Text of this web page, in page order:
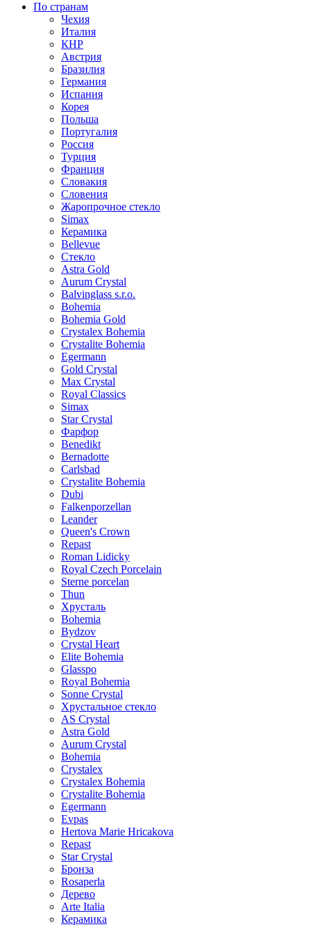
По странам
Чехия
Италия
КНР
Австрия
Бразилия
Германия
Испания
Корея
Польша
Португалия
Россия
Турция
Франция
Словакия
Словения
Жаропрочное стекло
Simax
Керамика
Bellevue
Стекло
Astra Gold
Aurum Crystal
Balvinglass s.r.o.
Bohemia
Bohemia Gold
Crystalex Bohemia
Crystalite Bohemia
Egermann
Gold Crystal
Max Crystal
Royal Classics
Simax
Star Crystal
Фарфор
Benedikt
Bernadotte
Carlsbad
Crystalite Bohemia
Dubi
Falkenporzellan
Leander
Queen's Crown
Repast
Roman Lidicky
Royal Czech Porcelain
Sterne porcelan
Thun
Хрусталь
Bohemia
Bydzov
Crystal Heart
Elite Bohemia
Glasspo
Royal Bohemia
Sonne Crystal
Хрустальное стекло
AS Crystal
Astra Gold
Aurum Crystal
Bohemia
Crystalex
Crystalex Bohemia
Crystalite Bohemia
Egermann
Evpas
Hertova Marie Hricakova
Repast
Star Crystal
Бронза
Rosaperla
Дерево
Arte Italia
Керамика